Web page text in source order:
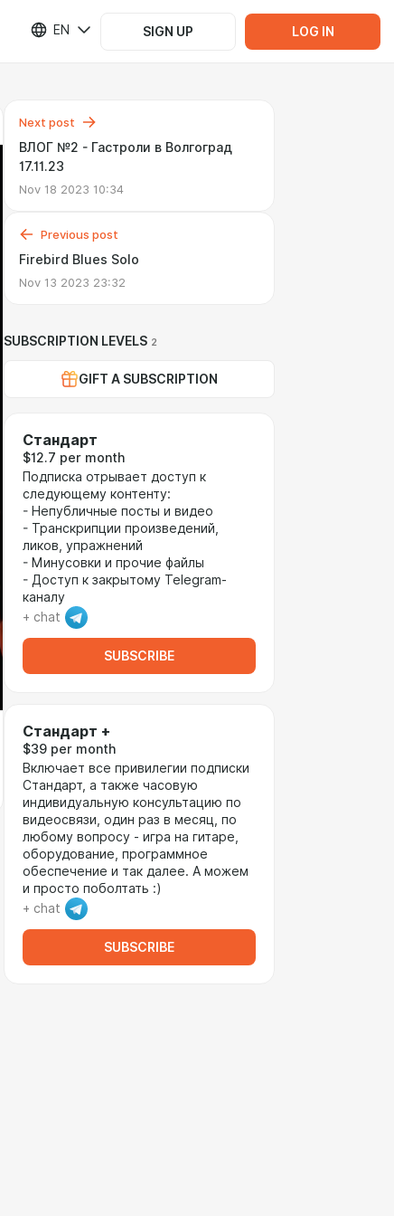
EN SIGN UP LOG IN
Next post
ВЛОГ №2 - Гастроли в Волгоград
17.11.23
Nov 18 2023 10:34
Previous post
Firebird Blues Solo
Nov 13 2023 23:32
SUBSCRIPTION LEVELS 2
GIFT A SUBSCRIPTION
Стандарт
$12.7 per month
Подписка отрывает доступ к
следующему контенту:
- Непубличные посты и видео
- Транскрипции произведений,
ликов, упражнений
- Минусовки и прочие файлы
- Доступ к закрытому Telegram-
каналу
+ chat
SUBSCRIBE
Стандарт +
$39 per month
Включает все привилегии подписки
Стандарт, а также часовую
индивидуальную консультацию по
видеосвязи, один раз в месяц, по
любому вопросу - игра на гитаре,
оборудование, программное
обеспечение и так далее. А можем
и просто поболтать :)
+ chat
SUBSCRIBE